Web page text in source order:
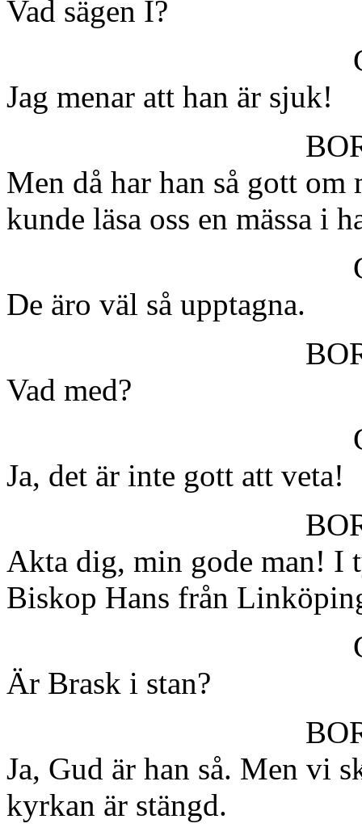
Vad sägen I?
Jag menar att han är sjuk!
Men då har han så gott om
kunde läsa oss en mässa i
De äro väl så upptagna.
Vad med?
Ja, det är inte gott att veta!
Akta dig, min gode man! I
Biskop Hans från
Är Brask i stan?
Ja, Gud är han så. Men vi
kyrkan är stängd.